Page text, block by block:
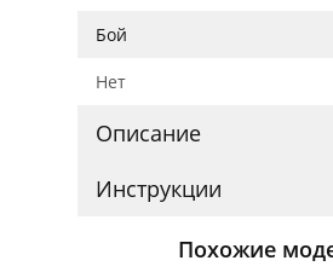
Бой
Нет
Описание
Инструкции
Похожие